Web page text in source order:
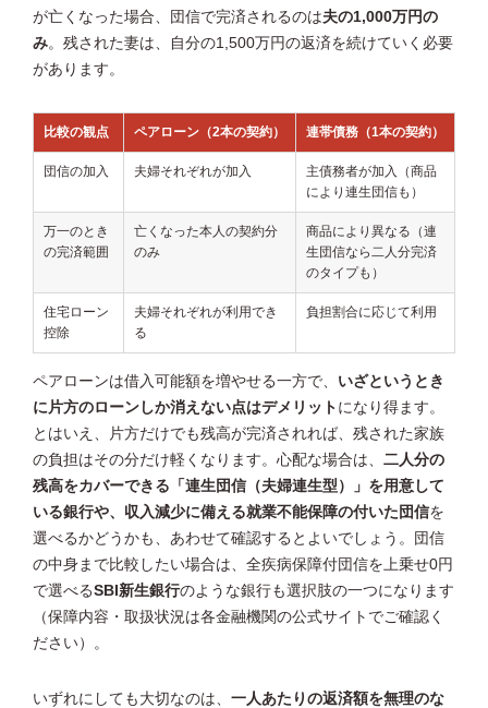
が亡くなった場合、団信で完済されるのは夫の1,000万円の
み。残された妻は、自分の1,500万円の返済を続けていく必要
があります。
比較の観点 ペアローン（2本の契約） 連帯債務（1本の契約）
団信の加入 夫婦それぞれが加入
主債務者が加入（商品
により連生団信も）
万一のとき
の完済範囲
亡くなった本人の契約分
のみ
商品により異なる（連
生団信なら二人分完済
のタイプも）
住宅ローン
控除
夫婦それぞれが利用でき
る
負担割合に応じて利用
ペアローンは借入可能額を増やせる一方で、 いざというとき
に片方のローンしか消えない点はデメリット になり得ます。
とはいえ、片方だけでも残高が完済されれば、残された家族
の負担はその分だけ軽くなります。心配な場合は、 二人分の
残高をカバーできる「連生団信（夫婦連生型）」を用意して
いる銀行や、収入減少に備える就業不能保障の付いた団信を
選べるかどうかも、あわせて確認するとよいでしょう。団信
の中身まで比較したい場合は、全疾病保障付団信を上乗せ0円
で選べるSBI新生銀行のような銀行も選択肢の一つになります
（保障内容・取扱状況は各金融機関の公式サイトでご確認く
ださい）。
いずれにしても大切なのは、 一人あたりの返済額を無理のな